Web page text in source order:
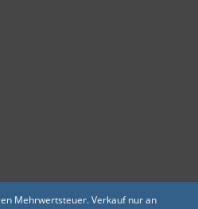
Mehrwertsteuer. Verkauf nur an